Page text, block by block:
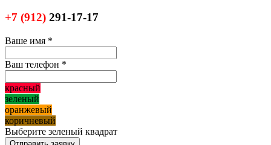
+7 (912) 291-17-17
Ваше имя *
Ваш телефон *
красный
зеленый
оранжевый
коричневый
Выберите зеленый квадрат